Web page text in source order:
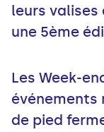
leurs valises
une 5ème
Les Week-
événements
de pied